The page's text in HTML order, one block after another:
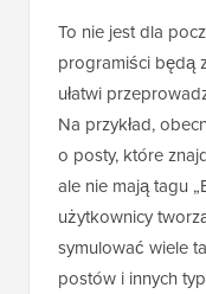
To nie jest dla
programiści będą
ułatwi
Na przykład,
o posty, które
ale nie mają tagu
użytkownicy
symulować wiele
postów i innych